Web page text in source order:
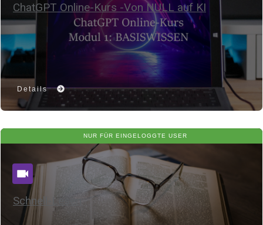
ChatGPT Online-Kurs -Von NULL auf KI
Details
NUR FÜR EINGELOGGTE USER
Schnell-Lesen